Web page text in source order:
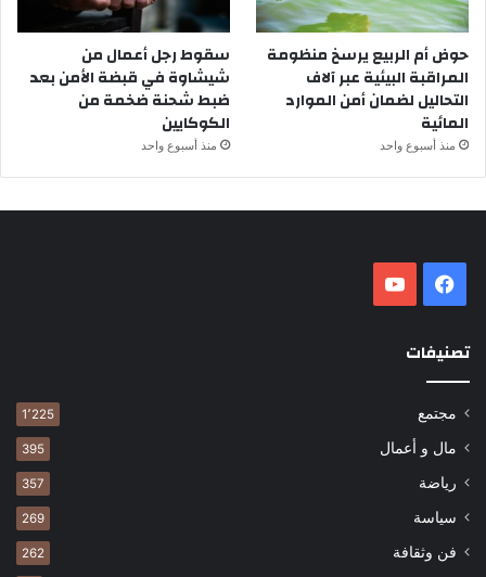
حوض أم الربيع يرسخ منظومة
المراقبة البيئية عبر آلاف
التحاليل لضمان أمن الموارد
المائية
منذ أسبوع واحد
سقوط رجل أعمال من
شيشاوة في قبضة الأمن بعد
ضبط شحنة ضخمة من
الكوكايين
منذ أسبوع واحد
فيسبوك
تصنيفات
مجتمع 1٬225
مال و أعمال 395
رياضة 357
سياسة 269
فن وثقافة 262